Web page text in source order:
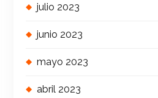
julio 2023
junio 2023
mayo 2023
abril 2023